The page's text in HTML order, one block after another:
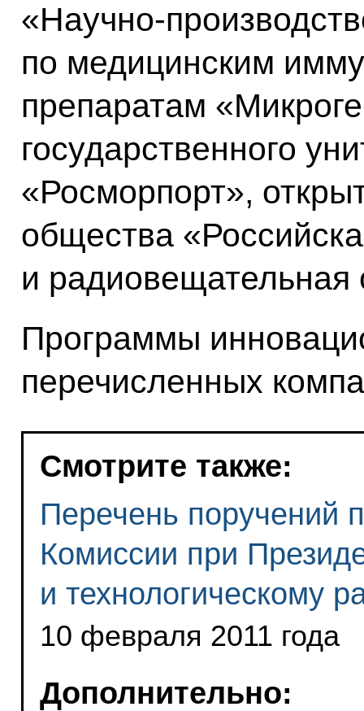
«Научно-
по медицинским
препаратам
государственного
«Росморпорт»,
общества
и радиовещательная
Программы
перечисленных
Смотрите также:
Перечень поручений
Комиссии при
и технологическому
10 февраля 2011 года
Дополнительно: